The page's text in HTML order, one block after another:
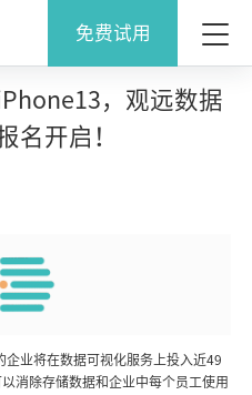
免费试用
，观远数据
名开启！
业将在数据可视化服务上投入近49
消除存储数据和企业中每个员工使用